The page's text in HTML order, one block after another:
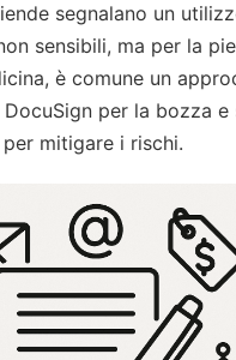
segnalano un
sensibili, ma per la
è comune un
per la bozza e
mitigare i rischi.